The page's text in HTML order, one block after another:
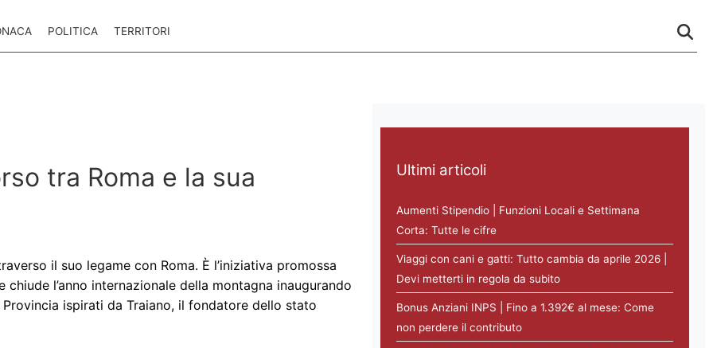
POLITICA TERRITORI
tra Roma e la sua
il suo legame con Roma. È l’iniziativa promossa
l’anno internazionale della montagna inaugurando
ispirati da Traiano, il fondatore dello stato
Ultimi articoli
Aumenti Stipendio | Funzioni Locali e Settimana
Corta: Tutte le cifre
Viaggi con cani e gatti: Tutto cambia da aprile 2026 |
Devi metterti in regola da subito
Bonus Anziani INPS | Fino a 1.392€ al mese: Come
non perdere il contributo